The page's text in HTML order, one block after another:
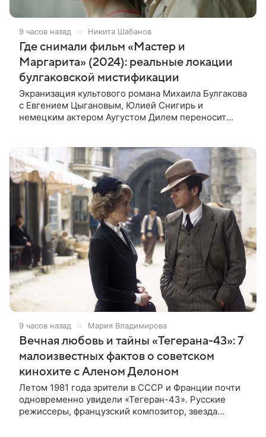
9 часов назад Никита Шабанов
Где снимали фильм «Мастер и
Маргарита» (2024): реальные локации
булгаковской мистификации
Экранизация культового романа Михаила Булгакова
с Евгением Цыгановым, Юлией Снигирь и
немецким актером Аугустом Дилем переносит
9 часов назад Мария Владимирова
Вечная любовь и тайны «Тегерана-43»: 7
малоизвестных фактов о советском
кинохите с Аленом Делоном
Летом 1981 года зрители в СССР и Франции почти
одновременно увидели «Тегеран-43». Русские
режиссеры, французский композитор, звезда